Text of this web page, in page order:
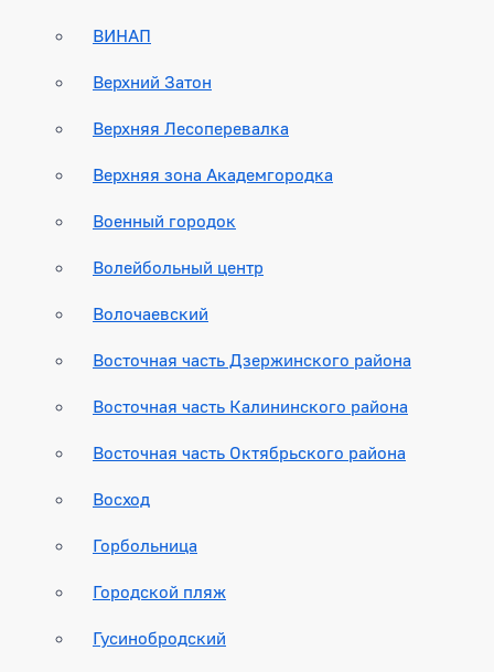
ВИНАП
Верхний Затон
Верхняя Лесоперевалка
Верхняя зона Академгородка
Военный городок
Волейбольный центр
Волочаевский
Восточная часть Дзержинского района
Восточная часть Калининского района
Восточная часть Октябрьского района
Восход
Горбольница
Городской пляж
Гусинобродский